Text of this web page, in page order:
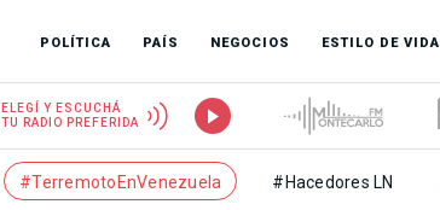
POLÍTICA PAÍS NEGOCIOS ESTILO DE VIDA
ELEGÍ Y ESCUCHÁ
TU RADIO PREFERIDA
#TerremotoEnVenezuela #Hacedores LN